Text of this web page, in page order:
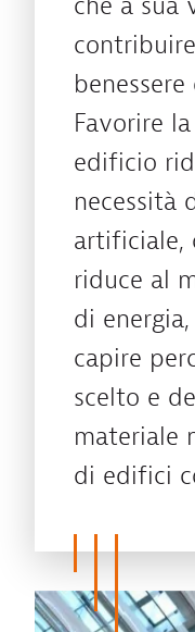
Favorire
edificio
necessità
artificiale,
riduce al
di
capire
scelto e
materiale
di edifici